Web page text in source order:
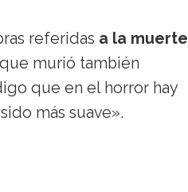
referidas a la muerte
murió también
que en el horror hay
más suave».